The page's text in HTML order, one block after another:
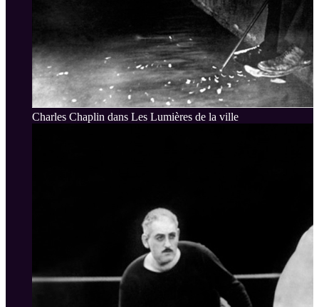
Charles Chaplin dans Les Lumières de la ville